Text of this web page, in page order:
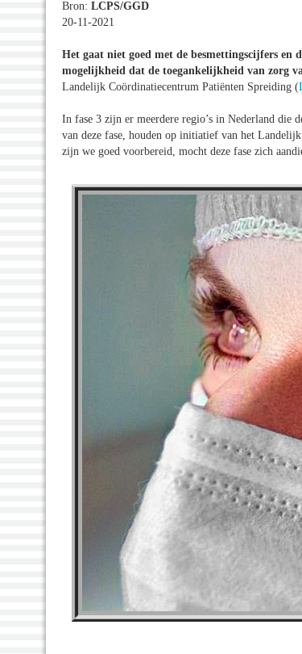
Bron: LCPS/GGD
20-11-2021
Het gaat niet goed met de besmettingscijfers en
mogelijkheid dat de toegankelijkheid van zorg
Landelijk Coördinatiecentrum Patiënten Spreiding (
In fase 3 zijn er meerdere regio’s in Nederland die
van deze fase, houden op initiatief van het
zijn we goed voorbereid, mocht deze fase zich